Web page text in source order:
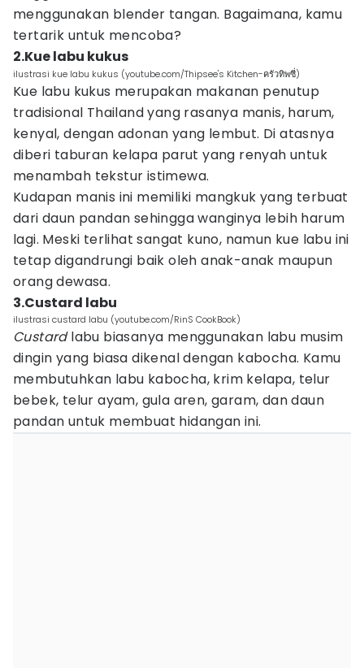
menggunakan blender tangan. Bagaimana, kamu
tertarik untuk mencoba?
2.Kue labu kukus
ilustrasi kue labu kukus (youtube.com/Thipsee's Kitchen-ครัวทิพซี่)
Kue labu kukus merupakan makanan penutup
tradisional Thailand yang rasanya manis, harum,
kenyal, dengan adonan yang lembut. Di atasnya
diberi taburan kelapa parut yang renyah untuk
menambah tekstur istimewa.
Kudapan manis ini memiliki mangkuk yang terbuat
dari daun pandan sehingga wanginya lebih harum
lagi. Meski terlihat sangat kuno, namun kue labu ini
tetap digandrungi baik oleh anak-anak maupun
orang dewasa.
3.Custard labu
ilustrasi custard labu (youtube.com/RinS CookBook)
Custardlabu biasanya menggunakan labu musim
dingin yang biasa dikenal dengan kabocha. Kamu
membutuhkan labu kabocha, krim kelapa, telur
bebek, telur ayam, gula aren, garam, dan daun
pandan untuk membuat hidangan ini.